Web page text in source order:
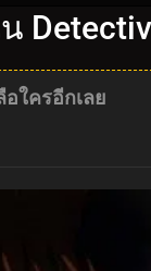
ใครอีกเลย